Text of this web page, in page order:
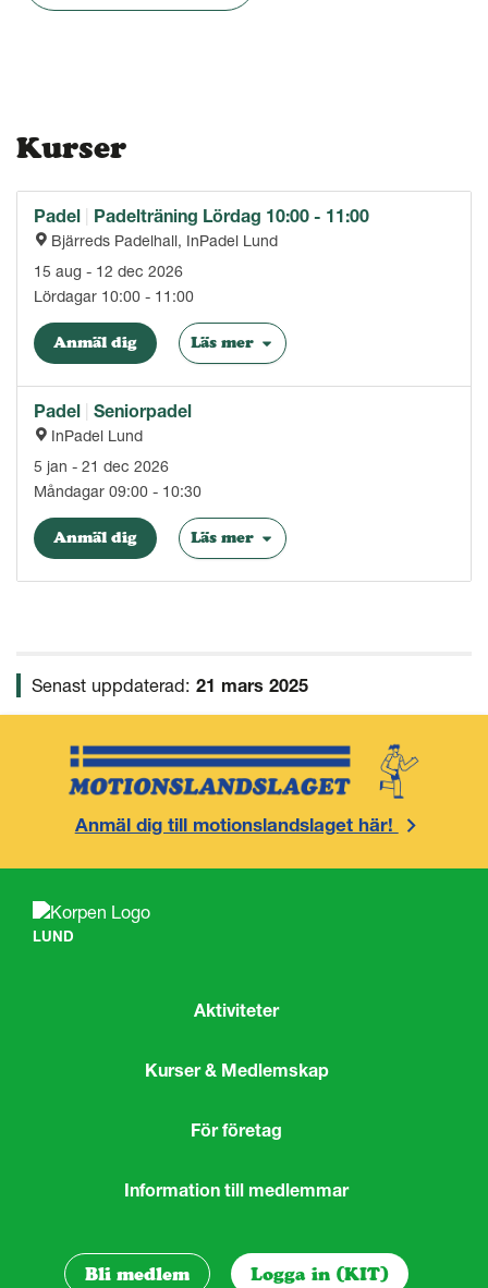
Kurser
Padel | Padelträning Lördag 10:00 - 11:00
Bjärreds Padelhall, InPadel Lund
15 aug - 12 dec 2026
Lördagar 10:00 - 11:00
Anmäl dig Läs mer
Padel | Seniorpadel
InPadel Lund
5 jan - 21 dec 2026
Måndagar 09:00 - 10:30
Anmäl dig Läs mer
Senast uppdaterad: 21 mars 2025
Anmäl dig till motionslandslaget här!
LUND
Aktiviteter
Kurser & Medlemskap
För företag
Information till medlemmar
Bli medlem Logga in (KIT)